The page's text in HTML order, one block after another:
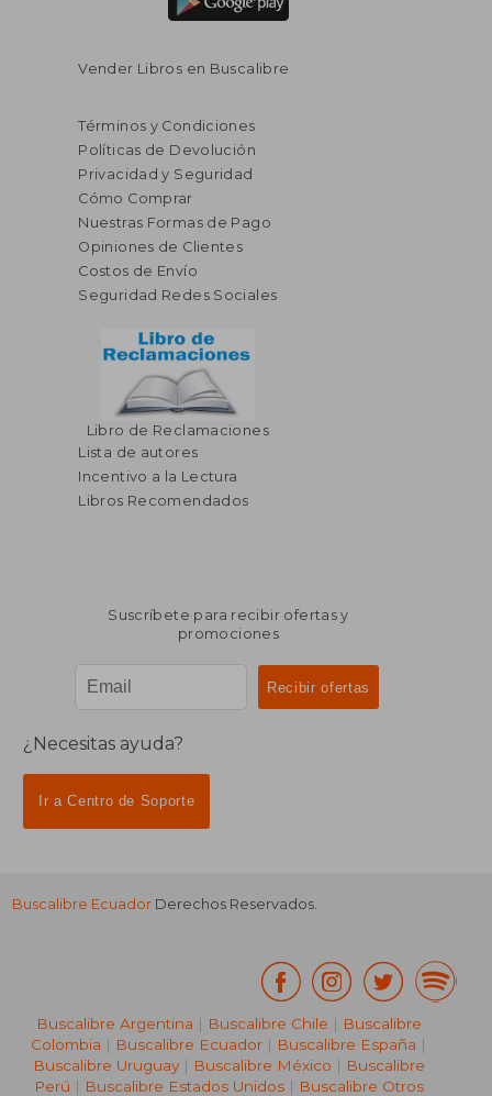
Vender Libros en Buscalibre
Términos y Condiciones
Políticas de Devolución
Privacidad y Seguridad
Cómo Comprar
Nuestras Formas de Pago
Opiniones de Clientes
Costos de Envío
Seguridad Redes Sociales
Libro de Reclamaciones
Lista de autores
Incentivo a la Lectura
Libros Recomendados
Suscríbete para recibir ofertas y
promociones
¿Necesitas ayuda?
Ir a Centro de Soporte
Buscalibre Ecuador Derechos Reservados.
Buscalibre Argentina | Buscalibre Chile | Buscalibre
Colombia | Buscalibre Ecuador | Buscalibre España |
Buscalibre Uruguay| Buscalibre México | Buscalibre
Perú | Buscalibre Estados Unidos| Buscalibre Otros